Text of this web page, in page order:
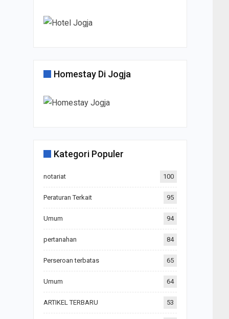
Homestay Di Jogja
Kategori Populer
notariat 100
Peraturan Terkait 95
Umum 94
pertanahan 84
Perseroan terbatas 65
Umum 64
ARTIKEL TERBARU 53